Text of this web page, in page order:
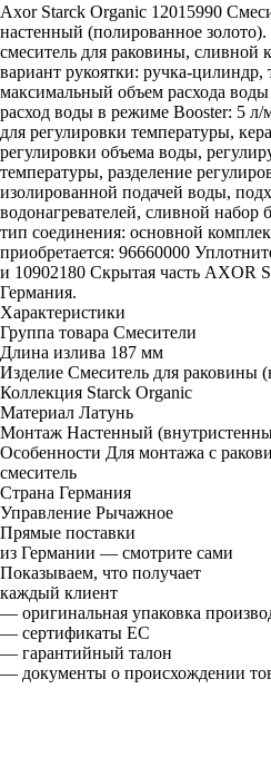
Axor Starck Organic 12015990
настенный (полированное
смеситель для раковины, сливной
вариант рукоятки: ручка-цилиндр,
максимальный объем расхода
расход воды в режиме Booster: 5
для регулировки температуры,
регулировки объема воды,
температуры, разделение
изолированной подачей воды,
водонагревателей, сливной набор
тип соединения: основной
приобретается: 96660000
и 10902180 Скрытая часть AXOR
Германия.
Характеристики
Группа товара Смесители
Длина излива 187 мм
Изделие Смеситель для раковины
Коллекция Starck Organic
Материал Латунь
Монтаж Настенный
Особенности Для монтажа с
смеситель
Страна Германия
Управление Рычажное
Прямые поставки
из Германии — смотрите сами
Показываем, что получает
каждый клиент
— оригинальная упаковка
— сертификаты ЕС
— гарантийный талон
— документы о происхождении